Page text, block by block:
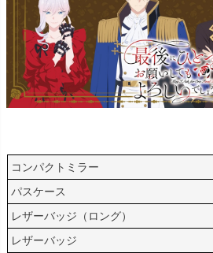
コンパクトミラー
パスケース
レザーバッジ（ロング）
レザーバッジ